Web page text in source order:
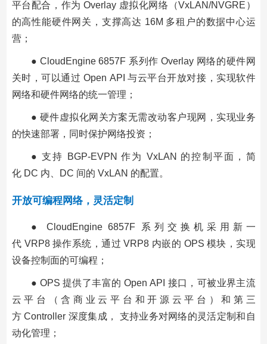
平台配合，作为 Overlay 虚拟化网络（VxLAN/NVGRE）
的高性能硬件网关，支撑高达 16M 多租户的数据中心运
营；
● CloudEngine 6857F 系列作 Overlay 网络的硬件网
关时，可以通过 Open API 与云平台开放对接，实现软件
网络和硬件网络的统一管理；
● 硬件虚拟化网关方案无需改动客户现网，实现业务
的快速部署，同时保护网络投资；
● 支持 BGP-EVPN 作为 VxLAN 的控制平面，简
化 DC 内、DC 间的 VxLAN 的配置。
开放可编程网络，灵活定制
● CloudEngine 6857F 系列交换机采用新一
代 VRP8 操作系统，通过 VRP8 内嵌的 OPS 模块，实现
设备控制面的可编程；
● OPS 提供了丰富的 Open API 接口，可被业界主流
云平台（含商业云平台和开源云平台）和第三
方 Controller 深度集成， 支持业务对网络的灵活定制和自
动化管理；